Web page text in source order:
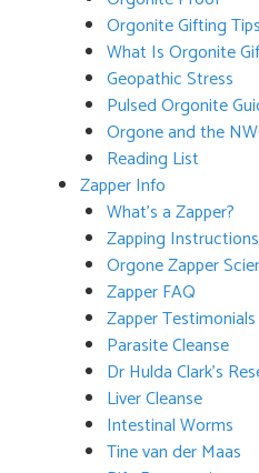
Orgonite Gifting Tips
What Is Orgonite
Geopathic Stress
Pulsed Orgonite
Orgone and the
Reading List
Zapper Info
What’s a Zapper?
Zapping Instructions
Orgone Zapper
Zapper FAQ
Zapper Testimonials
Parasite Cleanse
Dr Hulda Clark’s
Liver Cleanse
Intestinal Worms
Tine van der Maas